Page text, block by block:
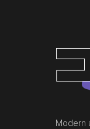
Modern